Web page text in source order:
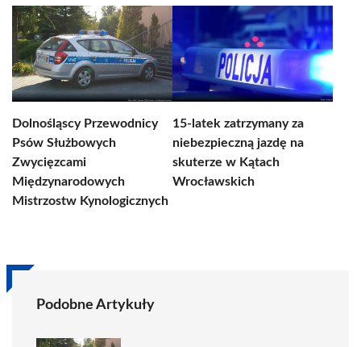
Dolnośląscy Przewodnicy
Psów Służbowych
Zwycięzcami
Międzynarodowych
Mistrzostw Kynologicznych
15-latek zatrzymany za
niebezpieczną jazdę na
skuterze w Kątach
Wrocławskich
Podobne Artykuły